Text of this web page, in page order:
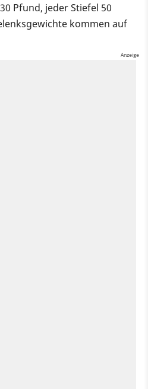
Pfund, jeder Stiefel 50
kommen auf